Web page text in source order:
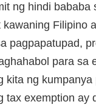
ng hindi bababa
kawaning Filipino
pagpapatupad,
para sa
kita ng
tax exemption ay